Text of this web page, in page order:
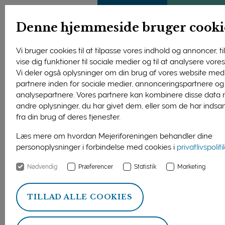
Denne hjemmeside bruger
Vi bruger cookies til at tilpasse vores indhold og annoncer,
vise dig funktioner til sociale medier og til at analysere
Vi deler også oplysninger om din brug af vores website
partnere inden for sociale medier, annonceringspartnere og
analysepartnere. Vores partnere kan kombinere disse data
andre oplysninger, du har givet dem, eller som de har
fra din brug af deres tjenester.
Læs mere om hvordan Mejeriforeningen behandler dine
personoplysninger i forbindelse med cookies i
Nødvendig Præferencer Statistik Marketing
TILLAD ALLE COOKIES
27. august 2025
De internationale